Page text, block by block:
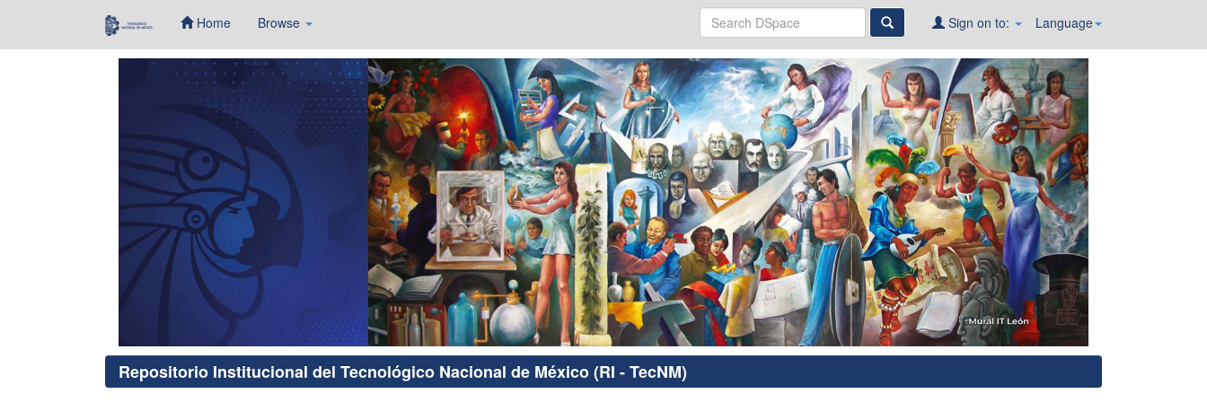
Home Browse Language
Sign on to:
Repositorio Institucional del Tecnológico Nacional de México (RI - TecNM)